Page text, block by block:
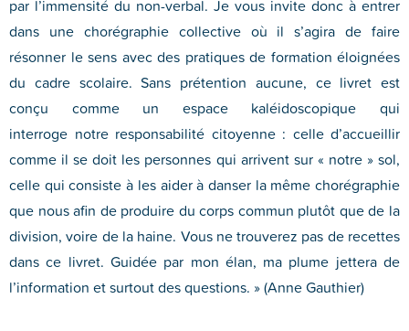
par l’immensité du non-verbal. Je vous invite donc à entrer
dans une chorégraphie collective où il s’agira de faire
résonner le sens avec des pratiques de formation éloignées
du cadre scolaire. Sans prétention aucune, ce livret est
conçu comme un espace kaléidoscopique qui
interroge notre responsabilité citoyenne : celle d’accueillir
comme il se doit les personnes qui arrivent sur « notre » sol,
celle qui consiste à les aider à danser la même chorégraphie
que nous afin de produire du corps commun plutôt que de la
division, voire de la haine. Vous ne trouverez pas de recettes
dans ce livret. Guidée par mon élan, ma plume jettera de
l’information et surtout des questions. » (Anne Gauthier)